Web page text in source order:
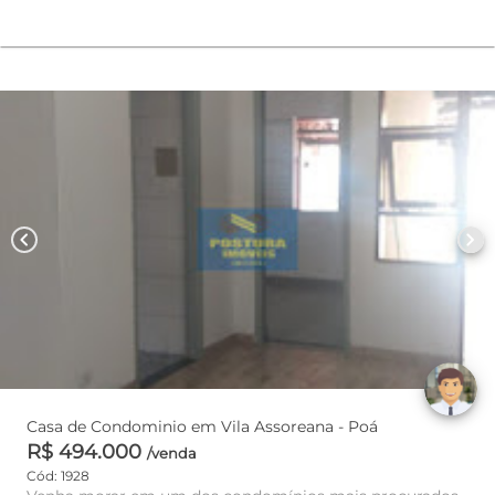
chevron_left chevron_right
Casa de Condominio em Vila Assoreana - Poá
R$ 494.000 /venda
Cód: 1928